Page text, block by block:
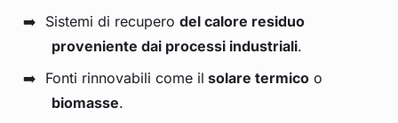
Sistemi di recupero del calore residuo
proveniente dai processi industriali.
Fonti rinnovabili come il solare termico o
biomasse.